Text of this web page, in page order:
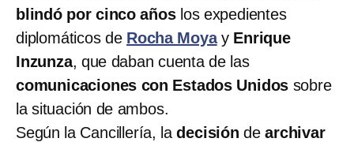
blindó por cinco añoslos expedientes
diplomáticos de Rocha Moyay Enrique
Inzunza, que daban cuenta de las
comunicaciones con Estados Unidos sobre
la situación de ambos.
Según la Cancillería, la decisióndearchivar